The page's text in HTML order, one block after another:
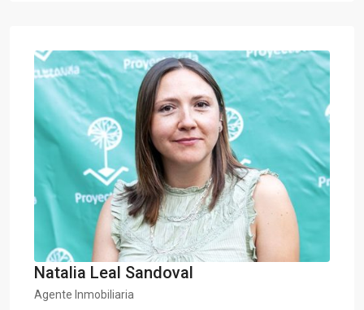
Natalia Leal Sandoval
Agente Inmobiliaria